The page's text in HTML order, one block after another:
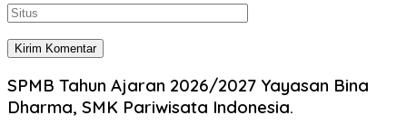
SPMB Tahun Ajaran 2026/2027 Yayasan Bina
Dharma, SMK Pariwisata Indonesia.